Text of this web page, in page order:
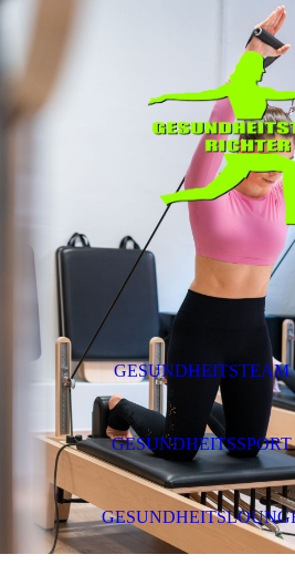
GESUNDHEITSTEAM